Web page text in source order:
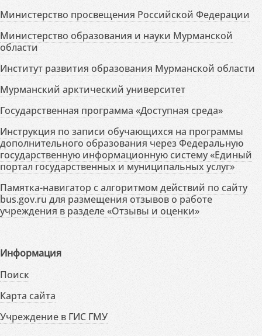
Министерство просвещения Российской Федерации
Министерство образования и науки Мурманской
области
Институт развития образования Мурманской области
Мурманский арктический университет
Государственная программа «Доступная среда»
Инструкция по записи обучающихся на программы
дополнительного образования через Федеральную
государственную информационную систему «Единый
портал государственных и муниципальных услуг»
Памятка-навигатор с алгоритмом действий по сайту
bus.gov.ru для размещения отзывов о работе
учреждения в разделе «Отзывы и оценки»
Информация
Поиск
Карта сайта
Учреждение в ГИС ГМУ